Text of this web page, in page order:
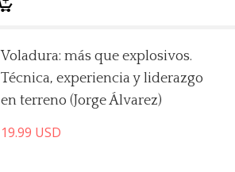
Voladura: más que explosivos.
Técnica, experiencia y liderazgo
en terreno (Jorge Álvarez)
19.99 USD